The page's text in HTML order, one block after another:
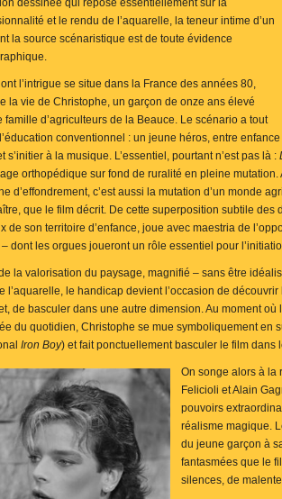
dessinée qui repose essentiellement sur la
et le rendu de l’aquarelle, la teneur intime d’un
la source scénaristique est de toute évidence
l’intrigue se situe dans la France des années 80,
la vie de Christophe, un garçon de onze ans élevé
famille d’agriculteurs de la Beauce. Le scénario a tout
conventionnel : un jeune héros, entre
s’initier à la musique. L’essentiel, pourtant n’est pas là :
orthopédique sur fond de ruralité en pleine
d’effondrement, c’est aussi la mutation d’un monde
que le film décrit. De cette superposition subtile
de son territoire d’enfance, joue avec maestria de
dont les orgues joueront un rôle essentiel pour
la valorisation du paysage, magnifié – sans être
l’aquarelle, le handicap devient l’occasion de
de basculer dans une autre dimension. Au moment
du quotidien, Christophe se mue symboliquement en
Iron Boy) et fait ponctuellement basculer le film dans
On songe alors à la
Felicioli et Alain
pouvoirs
réalisme magique.
du jeune garçon à
fantasmées que le
silences, de